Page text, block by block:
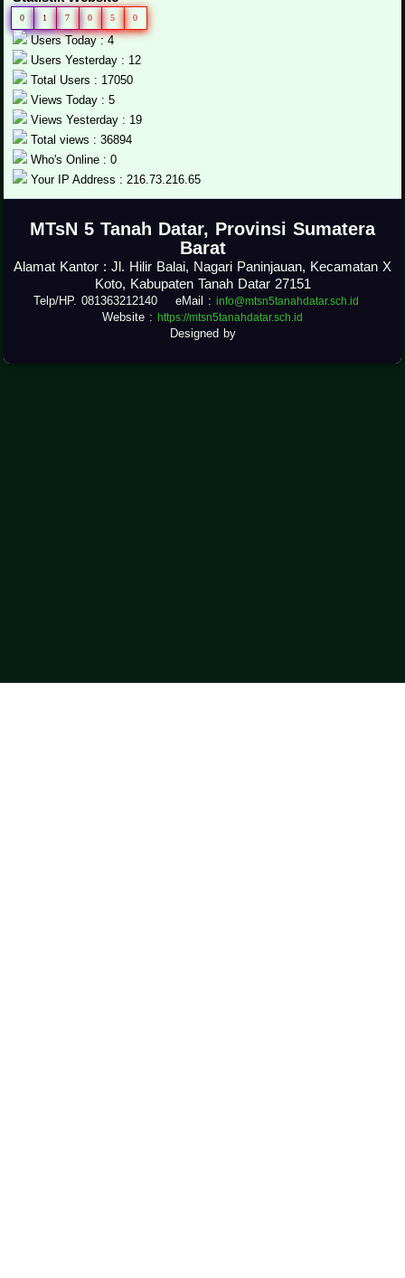
0 1 7 0 5 0
Users Today : 4
Users Yesterday : 12
Total Users : 17050
Views Today : 5
Views Yesterday : 19
Total views : 36894
Who's Online : 0
Your IP Address : 216.73.216.65
MTsN 5 Tanah Datar, Provinsi Sumatera
Barat
Alamat Kantor : Jl. Hilir Balai, Nagari Paninjauan, Kecamatan X
Koto, Kabupaten Tanah Datar 27151
Telp/HP. 081363212140 eMail : info@mtsn5tanahdatar.sch.id
Website : https://mtsn5tanahdatar.sch.id
Designed by